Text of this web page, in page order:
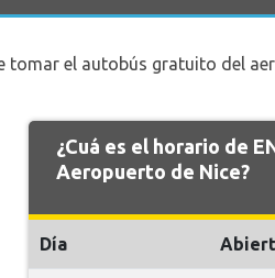
tomar el autobús gratuito del
¿Cuá es el horario de
Aeropuerto de Nice?
Día